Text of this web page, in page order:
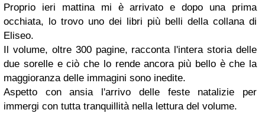
Proprio ieri mattina mi è arrivato e dopo una prima
occhiata, lo trovo uno dei libri più belli della collana di
Eliseo.
Il volume, oltre 300 pagine, racconta l'intera storia delle
due sorelle e ciò che lo rende ancora più bello è che la
maggioranza delle immagini sono inedite.
Aspetto con ansia l'arrivo delle feste natalizie per
immergi con tutta tranquillità nella lettura del volume.